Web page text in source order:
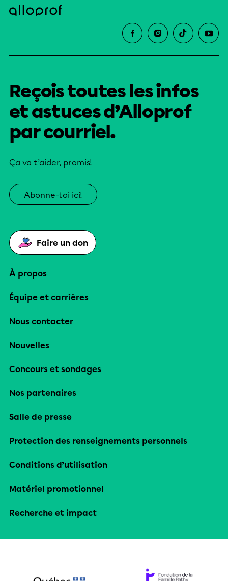
Reçois toutes les infos
et astuces d’Alloprof
par courriel.
Ça va t’aider, promis!
Abonne-toi ici!
Faire un don
À propos
Équipe et carrières
Nous contacter
Nouvelles
Concours et sondages
Nos partenaires
Salle de presse
Protection des renseignements personnels
Conditions d’utilisation
Matériel promotionnel
Recherche et impact